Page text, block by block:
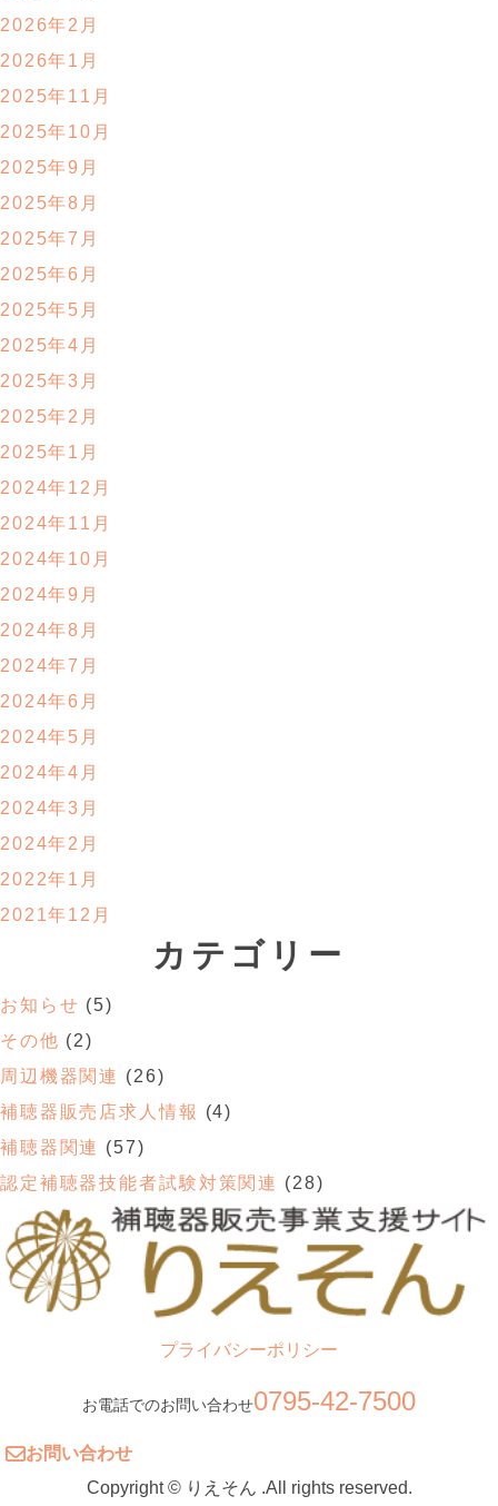
2026年2月
2026年1月
2025年11月
2025年10月
2025年9月
2025年8月
2025年7月
2025年6月
2025年5月
2025年4月
2025年3月
2025年2月
2025年1月
2024年12月
2024年11月
2024年10月
2024年9月
2024年8月
2024年7月
2024年6月
2024年5月
2024年4月
2024年3月
2024年2月
2022年1月
2021年12月
カテゴリー
お知らせ (5)
その他 (2)
周辺機器関連 (26)
補聴器販売店求人情報
(4)
補聴器関連 (57)
認定補聴器技能者試験対策関連 (28)
プライバシーポリシー
お電話でのお問い合わせ0795-42-7500
お問い合わせ
Copyright © りえそん .All rights reserved.